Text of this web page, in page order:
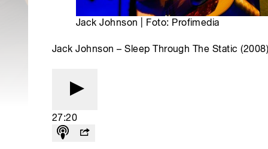
Jack Johnson | Foto: Profimedia
Jack Johnson – Sleep Through The Static
27:20